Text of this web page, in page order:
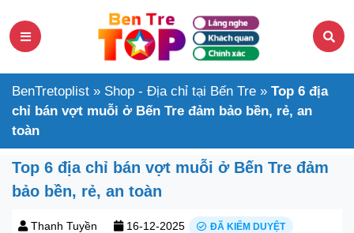
BenTretoplist » Shop - Địa chỉ tại Bến Tre » Top 6 địa
chỉ bán vợt muỗi ở Bến Tre đảm bảo bền, rẻ, an
toàn
Top 6 địa chỉ bán vợt muỗi ở Bến Tre đảm
bảo bền, rẻ, an toàn
Thanh Tuyền 16-12-2025 ĐÃ KIỂM DUYỆT